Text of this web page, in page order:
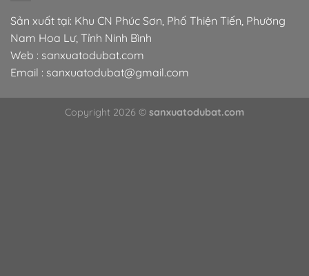
Sản xuất tại: Khu CN Phúc Sơn, Phố Thiện Tiến, Phường
Nam Hoa Lư, Tỉnh Ninh Bình
Web : sanxuatodubat.com
Email : sanxuatodubat@gmail.com
Copyright 2026 © sanxuatodubat.com